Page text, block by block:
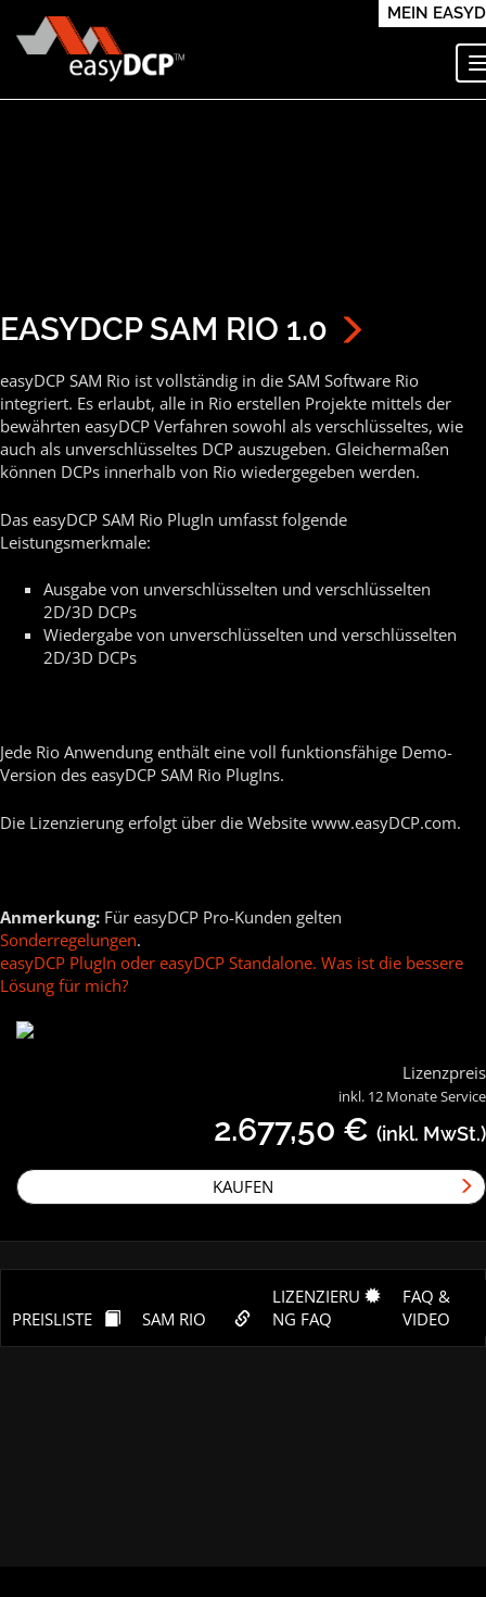
MEIN
EASYDCP SAM RIO 1.0
easyDCP SAM Rio ist vollständig in die SAM Software Rio
integriert. Es erlaubt, alle in Rio erstellen Projekte mittels der
bewährten easyDCP Verfahren sowohl als verschlüsseltes, wie
auch als unverschlüsseltes DCP auszugeben. Gleichermaßen
können DCPs innerhalb von Rio wiedergegeben werden.
Das easyDCP SAM Rio PlugIn umfasst folgende
Leistungsmerkmale:
Ausgabe von unverschlüsselten und verschlüsselten
2D/3D DCPs
Wiedergabe von unverschlüsselten und verschlüsselten
2D/3D DCPs
Jede Rio Anwendung enthält eine voll funktionsfähige Demo-
Version des easyDCP SAM Rio PlugIns.
Die Lizenzierung erfolgt über die Website www.easyDCP.com.
Anmerkung: Für easyDCP Pro-Kunden gelten
Sonderregelungen.
easyDCP PlugIn oder easyDCP Standalone. Was ist die bessere
Lösung für mich?
Lizenzpreis
inkl. 12 Monate Service
2.677,50 € (inkl. MwSt.)
KAUFEN
PREISLISTE SAM RIO
LIZENZIERU
NG FAQ
FAQ &
VIDEO